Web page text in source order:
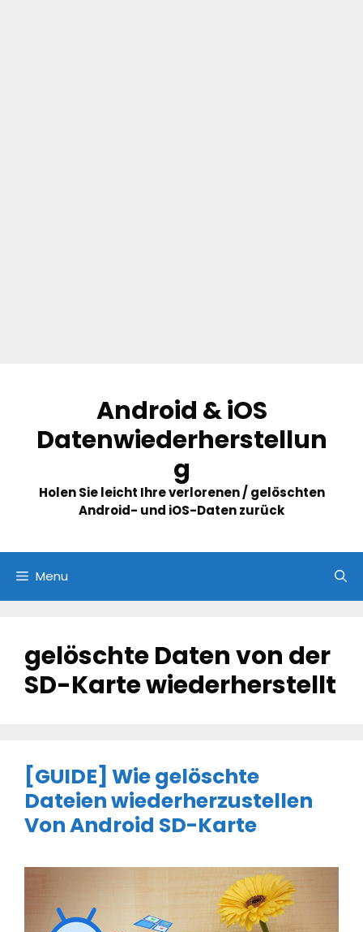
content
Android & iOS
Datenwiederherstellun
g
Holen Sie leicht Ihre verlorenen / gelöschten
Android- und iOS-Daten zurück
Menu
gelöschte Daten von der
SD-Karte wiederherstellt
[GUIDE] Wie gelöschte
Dateien wiederherzustellen
Von Android SD-Karte